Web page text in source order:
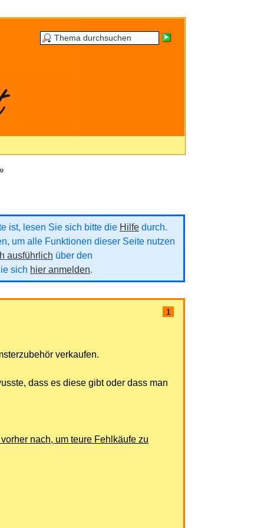
ist, lesen Sie sich bitte die Hilfedurch.
um alle Funktionen dieser Seite nutzen
ausführlich über den
sich hier anmelden.
1
verkaufen.
dass es diese gibt oder dass man
nach, um teure Fehlkäufe zu